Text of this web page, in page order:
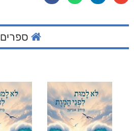
ספרים